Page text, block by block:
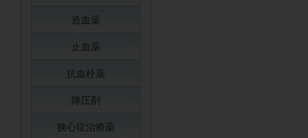
造血薬
止血薬
抗血栓薬
降圧剤
狭心症治療薬